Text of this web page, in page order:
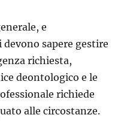
e
sapere gestire
richiesta,
deontologico e le
richiede
alle circostanze.